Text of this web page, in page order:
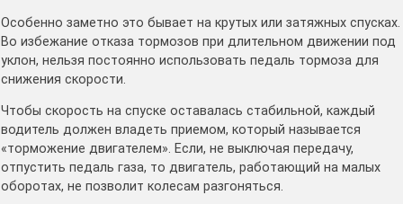
Особенно заметно это бывает на крутых или затяжных спусках.
Во избежание отказа тормозов при длительном движении под
уклон, нельзя постоянно использовать педаль тормоза для
снижения скорости.
Чтобы скорость на спуске оставалась стабильной, каждый
водитель должен владеть приемом, который называется
«торможение двигателем». Если, не выключая передачу,
отпустить педаль газа, то двигатель, работающий на малых
оборотах, не позволит колесам разгоняться.